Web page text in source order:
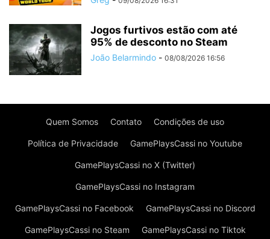
Jogos furtivos estão com até
95% de desconto no Steam
João Belarmindo - 08/08/2026 16:56
Quem Somos Contato Condições de uso
Política de Privacidade GamePlaysCassi no Youtube
GamePlaysCassi no X (Twitter)
GamePlaysCassi no Instagram
GamePlaysCassi no Facebook GamePlaysCassi no Discord
GamePlaysCassi no Steam GamePlaysCassi no Tiktok